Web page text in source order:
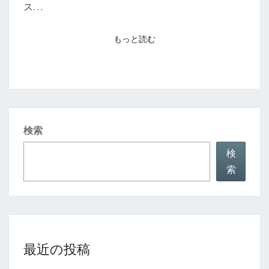
れ
音
ー
ー
ス…
もっと読むもっと読む
検索
検
索
最近の投稿